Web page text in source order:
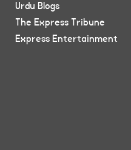
Urdu Blogs
The Express Tribune
Express Entertainment